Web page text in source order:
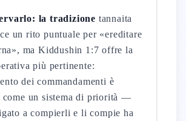
la tradizione tannaita
un rito puntuale per «ereditare
ma Kiddushin 1:7 offre la
più pertinente:
dei commandamenti è
come un sistema di priorità —
a compierli e li compie ha